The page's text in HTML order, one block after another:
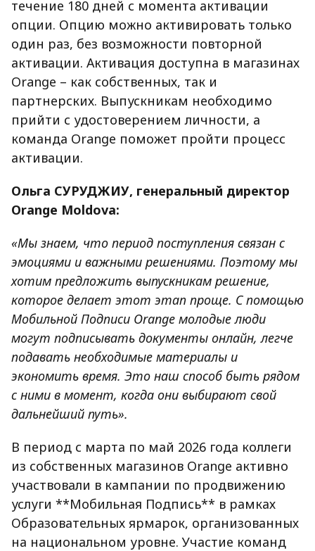
течение 180 дней с момента активации
опции. Опцию можно активировать только
один раз, без возможности повторной
активации. Активация доступна в магазинах
Orange – как собственных, так и
партнерских. Выпускникам необходимо
прийти с удостоверением личности, а
команда Orange поможет пройти процесс
активации.
Ольга СУРУДЖИУ, генеральный директор
Orange Moldova:
«Мы знаем, что период поступления связан с
эмоциями и важными решениями. Поэтому мы
хотим предложить выпускникам решение,
которое делает этот этап проще. С помощью
Мобильной Подписи Orange молодые люди
могут подписывать документы онлайн, легче
подавать необходимые материалы и
экономить время. Это наш способ быть рядом
с ними в момент, когда они выбирают свой
дальнейший путь».
В период с марта по май 2026 года коллеги
из собственных магазинов Orange активно
участвовали в кампании по продвижению
услуги **Мобильная Подпись** в рамках
Образовательных ярмарок, организованных
на национальном уровне. Участие команд